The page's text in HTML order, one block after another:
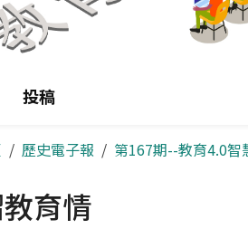
投稿
歷史電子報 第167期--教育4.0智
育情